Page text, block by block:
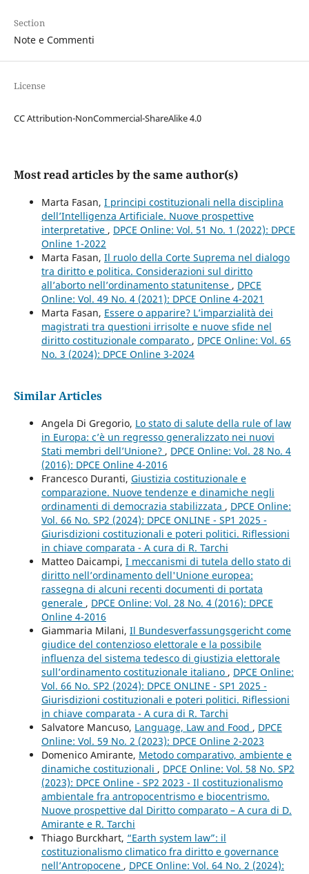
Section
Note e Commenti
License
CC Attribution-NonCommercial-ShareAlike 4.0
Most read articles by the same author(s)
Marta Fasan, I principi costituzionali nella disciplina
dell’Intelligenza Artificiale. Nuove prospettive
interpretative , DPCE Online: Vol. 51 No. 1 (2022): DPCE
Online 1-2022
Marta Fasan, Il ruolo della Corte Suprema nel dialogo
tra diritto e politica. Considerazioni sul diritto
all’aborto nell’ordinamento statunitense , DPCE
Online: Vol. 49 No. 4 (2021): DPCE Online 4-2021
Marta Fasan, Essere o apparire? L’imparzialità dei
magistrati tra questioni irrisolte e nuove sfide nel
diritto costituzionale comparato , DPCE Online: Vol. 65
No. 3 (2024): DPCE Online 3-2024
Similar Articles
Angela Di Gregorio, Lo stato di salute della rule of law
in Europa: c’è un regresso generalizzato nei nuovi
Stati membri dell’Unione? , DPCE Online: Vol. 28 No. 4
(2016): DPCE Online 4-2016
Francesco Duranti, Giustizia costituzionale e
comparazione. Nuove tendenze e dinamiche negli
ordinamenti di democrazia stabilizzata , DPCE Online:
Vol. 66 No. SP2 (2024): DPCE ONLINE - SP1 2025 -
Giurisdizioni costituzionali e poteri politici. Riflessioni
in chiave comparata - A cura di R. Tarchi
Matteo Daicampi, I meccanismi di tutela dello stato di
diritto nell’ordinamento dell'Unione europea:
rassegna di alcuni recenti documenti di portata
generale , DPCE Online: Vol. 28 No. 4 (2016): DPCE
Online 4-2016
Giammaria Milani, Il Bundesverfassungsgericht come
giudice del contenzioso elettorale e la possibile
influenza del sistema tedesco di giustizia elettorale
sull’ordinamento costituzionale italiano , DPCE Online:
Vol. 66 No. SP2 (2024): DPCE ONLINE - SP1 2025 -
Giurisdizioni costituzionali e poteri politici. Riflessioni
in chiave comparata - A cura di R. Tarchi
Salvatore Mancuso, Language, Law and Food , DPCE
Online: Vol. 59 No. 2 (2023): DPCE Online 2-2023
Domenico Amirante, Metodo comparativo, ambiente e
dinamiche costituzionali , DPCE Online: Vol. 58 No. SP2
(2023): DPCE Online - SP2 2023 - Il costituzionalismo
ambientale fra antropocentrismo e biocentrismo.
Nuove prospettive dal Diritto comparato – A cura di D.
Amirante e R. Tarchi
Thiago Burckhart, “Earth system law”: il
costituzionalismo climatico fra diritto e governance
nell’Antropocene , DPCE Online: Vol. 64 No. 2 (2024):